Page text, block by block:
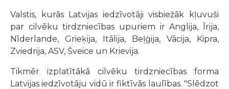
Valstis, kurās Latvijas iedzīvotāji visbiežāk kļuvuši
par cilvēku tirdzniecības upuriem ir Anglija, Īrija,
Nīderlande, Grieķija, Itālija, Beļģija, Vācija, Kipra,
Zviedrija, ASV, Šveice un Krievija.
Tikmēr izplatītākā cilvēku tirdzniecības forma
Latvijas iedzīvotāju vidū ir fiktīvās laulības. "Slēdzot